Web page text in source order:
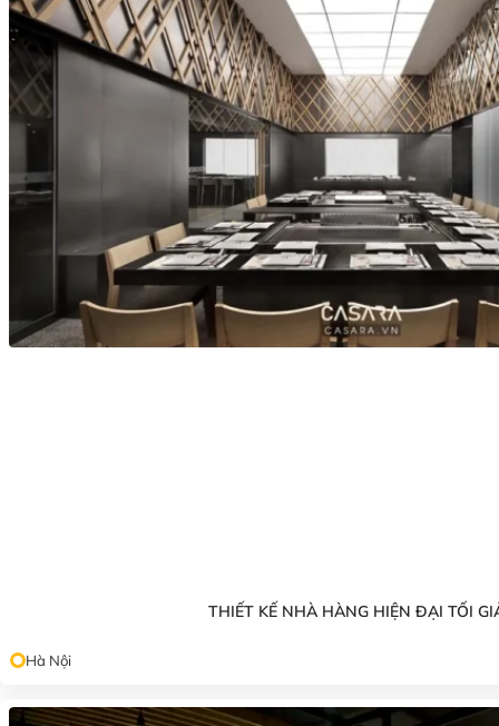
THIẾT KẾ NHÀ HÀNG HIỆN ĐẠI TỐI
Hà Nội